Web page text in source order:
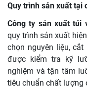
Quy trình sản xuất tại
Công ty sản xuất túi
quy trình sản xuất
chọn nguyên liệu,
được kiểm tra kỹ
nghiệm và tận tâm
tiêu chuẩn chất lượng